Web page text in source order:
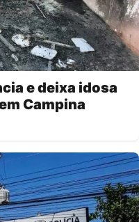
e deixa idosa
Campina